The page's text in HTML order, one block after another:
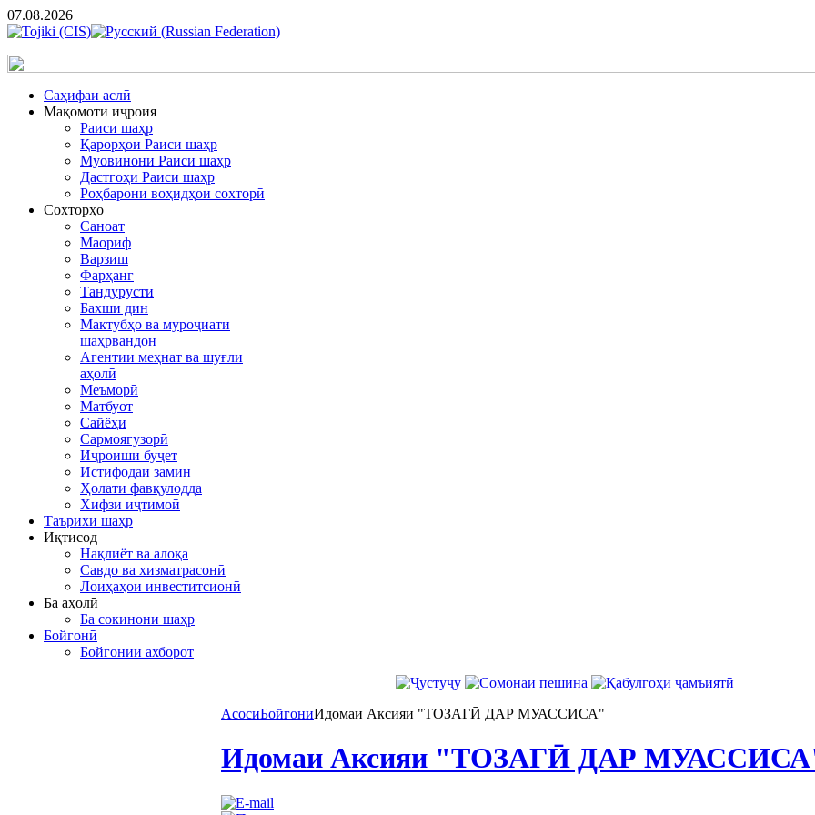
07.08.2026
Cаҳифаи аслӣ
Мақомоти иҷроия
Раиси шаҳр
Қарорҳои Раиси шаҳр
Муовинони Раиси шаҳр
Дастгоҳи Раиси шаҳр
Роҳбарони воҳидҳои сохторӣ
Сохторҳо
Саноат
Маориф
Варзиш
Фарҳанг
Тандурустӣ
Бахши дин
Мактубҳо ва муроҷиати
шаҳрвандон
Агентии меҳнат ва шуғли
аҳолӣ
Меъморӣ
Матбуот
Сайёҳӣ
Сармоягузорӣ
Иҷроиши буҷет
Истифодаи замин
Ҳолати фавқулодда
Хифзи иҷтимоӣ
Таърихи шаҳр
Иқтисод
Нақлиёт ва алоқа
Савдо ва хизматрасонӣ
Лоиҳаҳои инвеститсионӣ
Ба аҳолӣ
Ба сокинони шаҳр
Бойгонӣ
Бойгонии ахборот
АсосӣБойгонӣИдомаи Аксияи "ТОЗАГӢ ДАР МУАССИСА"
Идомаи Аксияи "ТОЗАГӢ ДАР